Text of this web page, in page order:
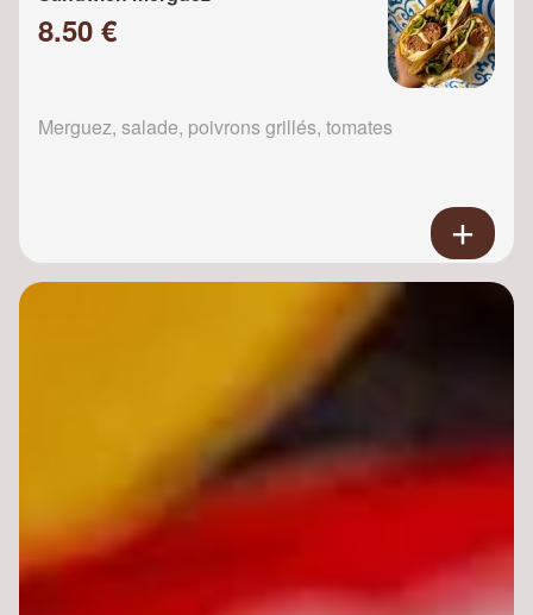
8.50 €
Merguez, salade, poivrons grillés, tomates